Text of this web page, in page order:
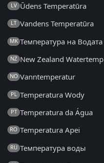
LV Ūdens Temperatūra
LT Vandens Temperatūra
MK Температура на Водата
NZ New Zealand Watertemp
NO Vanntemperatur
PL Temperatura Wody
PT Temperatura da Água
RO Temperatura Apei
RU Температура воды